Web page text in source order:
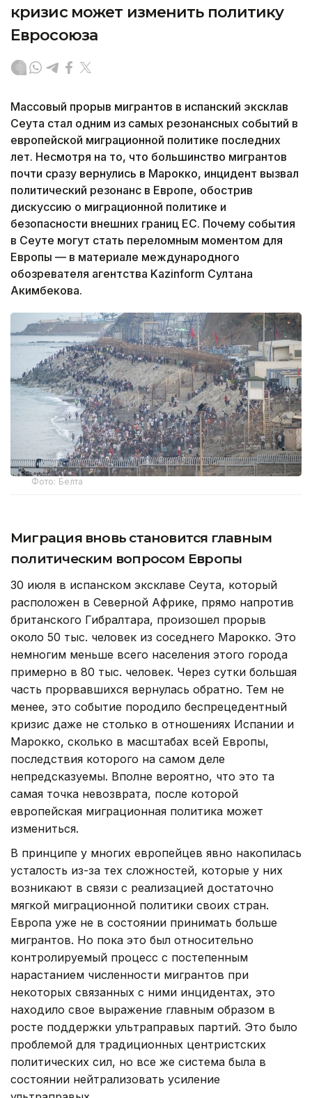
кризис может изменить политику
Евросоюза
Массовый прорыв мигрантов в испанский эксклав
Сеута стал одним из самых резонансных событий в
европейской миграционной политике последних
лет. Несмотря на то, что большинство мигрантов
почти сразу вернулись в Марокко, инцидент вызвал
политический резонанс в Европе, обострив
дискуссию о миграционной политике и
безопасности внешних границ ЕС. Почему события
в Сеуте могут стать переломным моментом для
Европы — в материале международного
обозревателя агентства Kazinform Султана
Акимбекова.
Фото: Белта
Миграция вновь становится главным
политическим вопросом Европы
30 июля в испанском эксклаве Сеута, который
расположен в Северной Африке, прямо напротив
британского Гибралтара, произошел прорыв
около 50 тыс. человек из соседнего Марокко. Это
немногим меньше всего населения этого города
примерно в 80 тыс. человек. Через сутки большая
часть прорвавшихся вернулась обратно. Тем не
менее, это событие породило беспрецедентный
кризис даже не столько в отношениях Испании и
Марокко, сколько в масштабах всей Европы,
последствия которого на самом деле
непредсказуемы. Вполне вероятно, что это та
самая точка невозврата, после которой
европейская миграционная политика может
измениться.
В принципе у многих европейцев явно накопилась
усталость из-за тех сложностей, которые у них
возникают в связи с реализацией достаточно
мягкой миграционной политики своих стран.
Европа уже не в состоянии принимать больше
мигрантов. Но пока это был относительно
контролируемый процесс с постепенным
нарастанием численности мигрантов при
некоторых связанных с ними инцидентах, это
находило свое выражение главным образом в
росте поддержки ультраправых партий. Это было
проблемой для традиционных центристских
политических сил, но все же система была в
состоянии нейтрализовать усиление